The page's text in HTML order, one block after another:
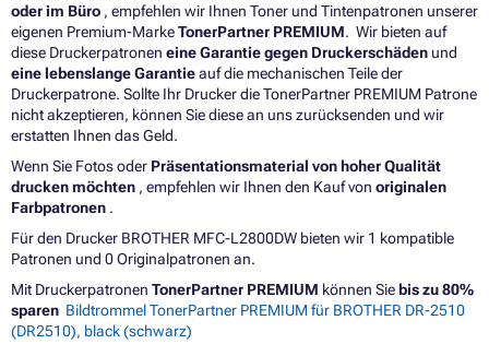
oder im Büro , empfehlen wir Ihnen Toner und Tintenpatronen unserer
eigenen Premium-MarkeTonerPartner PREMIUM. Wir bieten auf
diese Druckerpatronen eine Garantie gegen Druckerschäden und
eine lebenslange Garantieauf die mechanischen Teile der
Druckerpatrone. Sollte Ihr Drucker die TonerPartner PREMIUM Patrone
nicht akzeptieren, können Sie diese an uns zurücksenden und wir
erstatten Ihnen das Geld.
Wenn Sie Fotos oder Präsentationsmaterial von hoher Qualität
drucken möchten , empfehlen wir Ihnen den Kauf von originalen
Farbpatronen .
Für den Drucker BROTHER MFC-L2800DW bieten wir 1 kompatible
Patronen und 0 Originalpatronen an.
Mit Druckerpatronen TonerPartner PREMIUM können Sie bis zu 80%
sparen Bildtrommel TonerPartner PREMIUM für BROTHER DR-2510
(DR2510), black (schwarz)